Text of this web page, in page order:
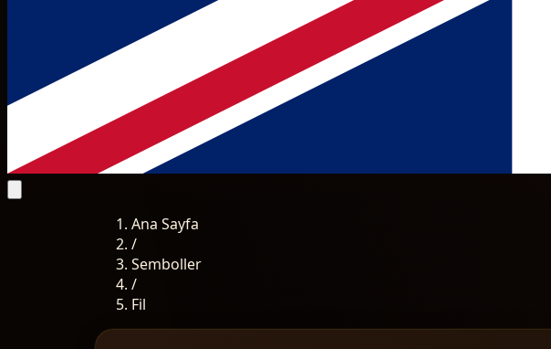
Ana Sayfa
/
Semboller
/
Fil